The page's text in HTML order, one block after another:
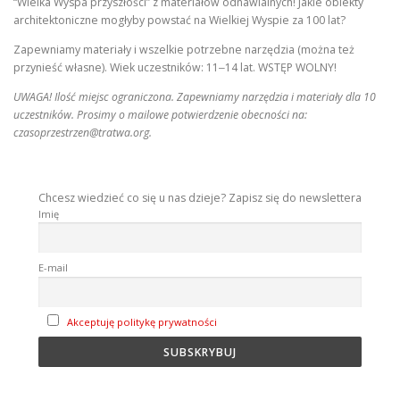
architektoniczne mogłyby powstać na Wielkiej Wyspie za 100 lat?
Zapewniamy materiały i wszelkie potrzebne narzędzia (można też
przynieść własne). Wiek uczestników: 11‒14 lat. WSTĘP WOLNY!
UWAGA! Ilość miejsc ograniczona. Zapewniamy narzędzia i materiały dla 10
uczestników. Prosimy o mailowe potwierdzenie obecności na:
czasoprzestrzen@tratwa.org.
Chcesz wiedzieć co się u nas dzieje? Zapisz się do newslettera
Imię
E-mail
Akceptuję politykę prywatności